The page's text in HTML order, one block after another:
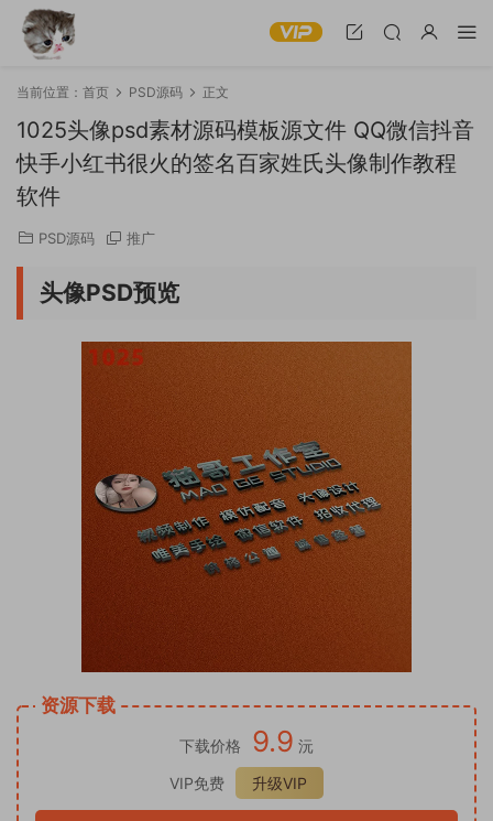
当前位置： 首页 PSD源码 正文
1025头像psd素材源码模板源文件 QQ微信抖音
快手小红书很火的签名百家姓氏头像制作教程
软件
PSD源码 推广
头像PSD预览
资源下载
下载价格 9.9 沅
VIP免费
升级VIP